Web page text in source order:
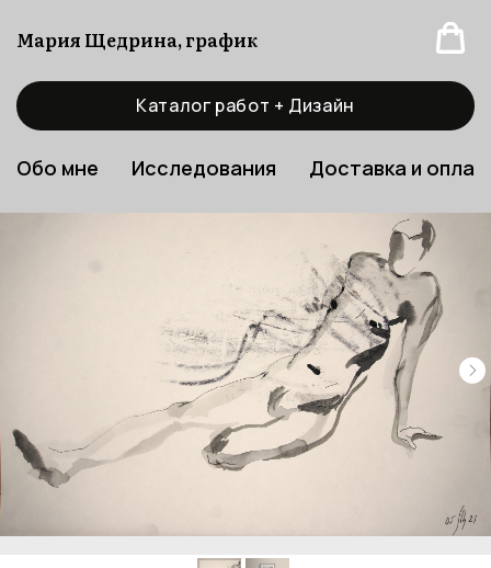
Мария Щедрина, график
Каталог работ + Дизайн
Обо мне Исследования Доставка и